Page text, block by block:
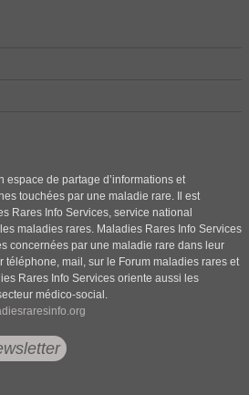
espace de partage d’informations et
touchées par une maladie rare. Il est
Rares Info Services, service national
maladies rares. Maladies Rares Info Services
concernées par une maladie rare dans leur
téléphone, mail, sur le Forum maladies rares et
Rares Info Services oriente aussi les
médico-social.